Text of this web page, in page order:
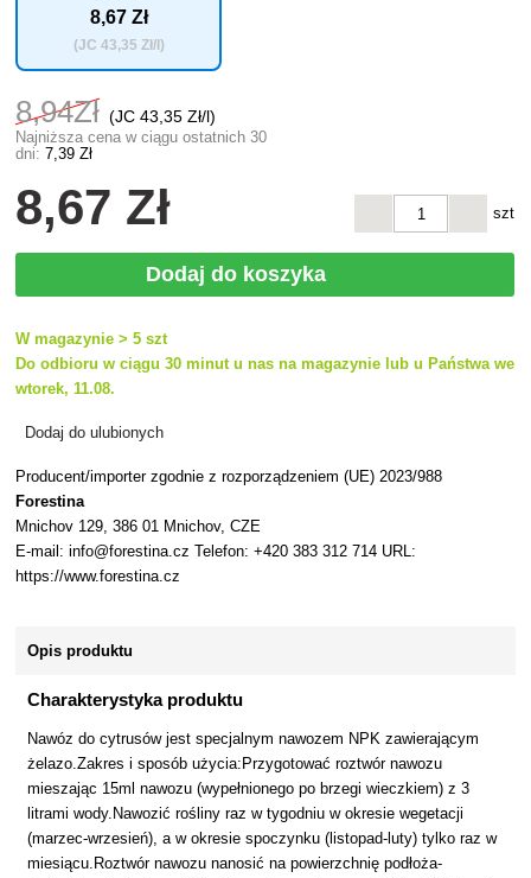
8,67 Zł
(JC 43,35 Zł/l)
8,94Zł (JC43,35 Zł/l)
Najniższa cena w ciągu ostatnich 30
dni: 7,39 Zł
8,67 Zł szt
Dodaj do koszyka
W magazynie > 5 szt
Do odbioru w ciągu 30 minut u nas na magazynie lub u Państwa we
wtorek, 11.08.
Dodaj do ulubionych
Producent/importer zgodnie z rozporządzeniem (UE) 2023/988
Forestina
Mnichov 129, 386 01 Mnichov, CZE
E-mail: info@forestina.cz Telefon: +420 383 312 714 URL:
https://www.forestina.cz
Opis produktu
Charakterystyka produktu
Nawóz do cytrusów jest specjalnym nawozem NPK zawierającym
żelazo.Zakres i sposób użycia:Przygotować roztwór nawozu
mieszając 15ml nawozu (wypełnionego po brzegi wieczkiem) z 3
litrami wody.Nawozić rośliny raz w tygodniu w okresie wegetacji
(marzec-wrzesień), a w okresie spoczynku (listopad-luty) tylko raz w
miesiącu.Roztwór nawozu nanosić na powierzchnię podłoża-